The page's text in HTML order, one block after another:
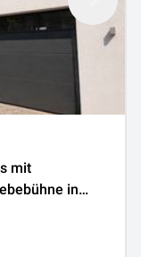
mit
in